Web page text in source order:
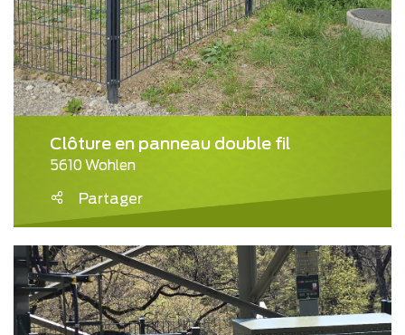
Clôture en panneau double fil
5610 Wohlen
Partager